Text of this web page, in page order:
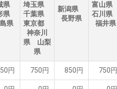
県
県
県
埼玉県
千葉県
東京都
神奈川
県 山梨
県
新潟県
長野県
富山県
石川県
福井県
円 750円 850円 750円